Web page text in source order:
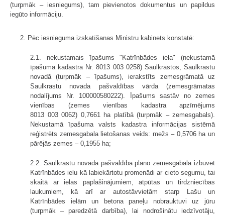
(turpmāk – iesniegums), tam pievienotos dokumentus un papildus
iegūto informāciju.
2. Pēc iesnieguma izskatīšanas Ministru kabinets konstatē:
2.1. nekustamais īpašums "Katrīnbādes iela" (nekustamā
īpašuma kadastra Nr. 8013 003 0258) Saulkrastos, Saulkrastu
novadā (turpmāk – īpašums), ierakstīts zemesgrāmatā uz
Saulkrastu novada pašvaldības vārda (zemesgrāmatas
nodalījums Nr. 100000580222). Īpašums sastāv no zemes
vienības (zemes vienības kadastra apzīmējums
8013 003 0062) 0,7661 ha platībā (turpmāk – zemesgabals).
Nekustamā īpašuma valsts kadastra informācijas sistēmā
reģistrēts zemesgabala lietošanas veids: mežs – 0,5706 ha un
pārējās zemes – 0,1955 ha;
2.2. Saulkrastu novada pašvaldība plāno zemesgabalā izbūvēt
Katrīnbādes ielu kā labiekārtotu promenādi ar cieto segumu, tai
skaitā ar ielas paplašinājumiem, atpūtas un tirdzniecības
laukumiem, kā arī ar autostāvvietām starp Lašu un
Katrīnbādes ielām un betona paneļu nobrauktuvi uz jūru
(turpmāk – paredzētā darbība), lai nodrošinātu iedzīvotāju,